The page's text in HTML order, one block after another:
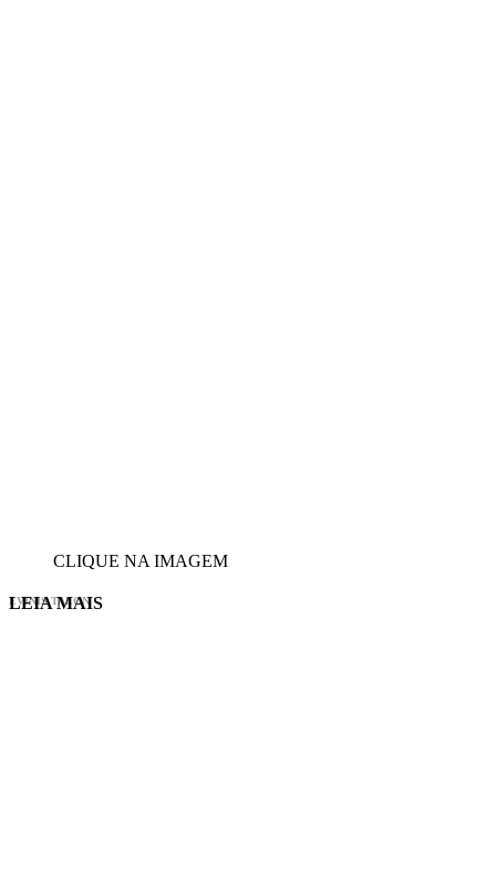
CLIQUE NA IMAGEM
EVINIS TALON
LEIA MAIS